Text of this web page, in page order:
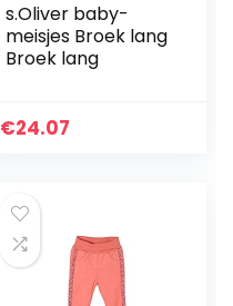
s.Oliver baby-
meisjes Broek lang
Broek lang
€24.07